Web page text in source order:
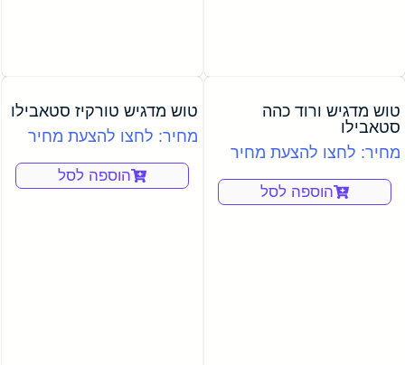
טוש מדגיש ורוד כהה
סטאבילו
מחיר: לחצו להצעת מחיר
הוספה לסל
טוש מדגיש טורקיז סטאבילו
מחיר: לחצו להצעת מחיר
הוספה לסל